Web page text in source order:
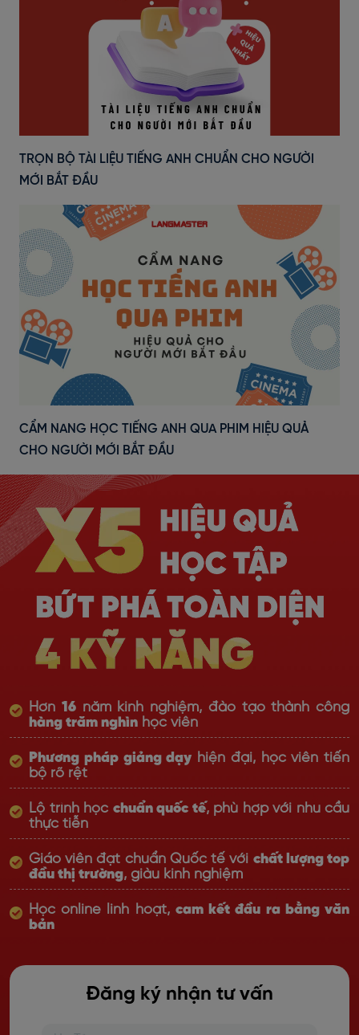
TRỌN BỘ TÀI LIỆU TIẾNG ANH CHUẨN CHO NGƯỜI
MỚI BẮT ĐẦU
CẨM NANG HỌC TIẾNG ANH QUA PHIM HIỆU QUẢ
CHO NGƯỜI MỚI BẮT ĐẦU
Hơn 16năm kinh nghiệm, đào tạo thành công
hàng trăm nghìn học viên
Phương pháp giảng dạy hiện đại, học viên tiến
bộ rõ rệt
Lộ trình học chuẩn quốc tế, phù hợp với nhu cầu
thực tiễn
Giáo viên đạt chuẩn Quốc tế với chất lượng top
đầu thị trường, giàu kinh nghiệm
Học online linh hoạt, cam kết đầu ra bằng văn
bản
Đăng ký nhận tư vấn